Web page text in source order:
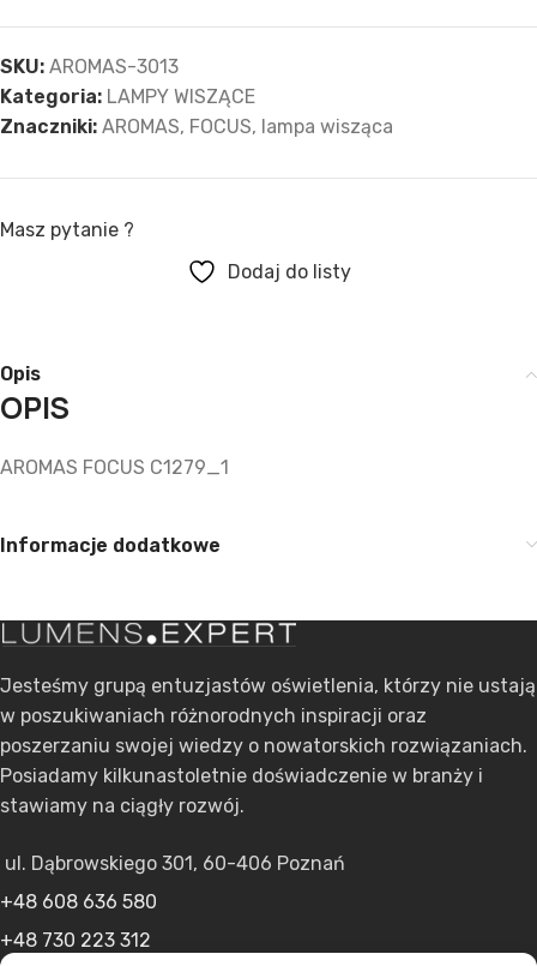
SKU: AROMAS-3013
Kategoria: LAMPY WISZĄCE
Znaczniki: AROMAS, FOCUS, lampa wisząca
Masz pytanie ?
Dodaj do listy
Opis
OPIS
AROMAS FOCUS C1279_1
Informacje dodatkowe
Jesteśmy grupą entuzjastów oświetlenia, którzy nie ustają
w poszukiwaniach różnorodnych inspiracji oraz
poszerzaniu swojej wiedzy o nowatorskich rozwiązaniach.
Posiadamy kilkunastoletnie doświadczenie w branży i
stawiamy na ciągły rozwój.
ul. Dąbrowskiego 301, 60-406 Poznań
+48 608 636 580
+48 730 223 312